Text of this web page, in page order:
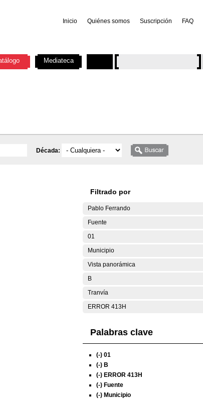
Inicio Quiénes somos Suscripción FAQ
Década:
Filtrado por
Pablo Ferrando
Fuente
01
Municipio
Vista panorámica
B
Tranvía
ERROR 413H
Palabras clave
(-) 01
(-) B
(-) ERROR 413H
(-) Fuente
(-) Municipio
Mediateca